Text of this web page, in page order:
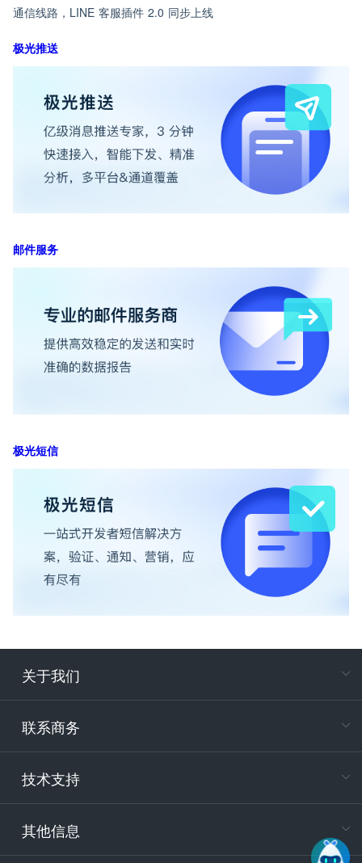
通信线路，LINE 客服插件 2.0 同步上线
极光推送
邮件服务
极光短信
关于我们
联系商务
技术支持
其他信息
电
400-
技